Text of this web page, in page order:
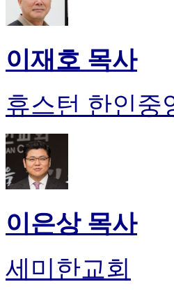
이재호 목사
휴스턴 한인중
이은상 목사
세미한교회